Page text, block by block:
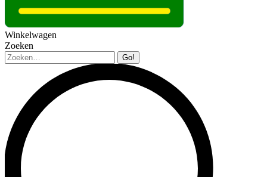
Winkelwagen
Zoeken
Zoeken: